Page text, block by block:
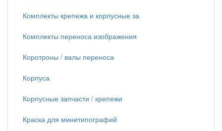
Комплекты крепежа и корпусные за
Комплекты переноса изображения
Коротроны / валы переноса
Корпуса
Корпусные запчасти / крепежи
Краска для минитипографий